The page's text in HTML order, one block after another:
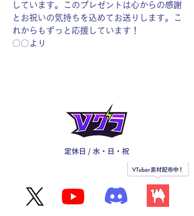
しています。このプレゼントは心からの感謝
とお祝いの気持ちを込めてお送りします。こ
れからもずっと応援しています！
〇〇より
定休日 / 水・日・祝